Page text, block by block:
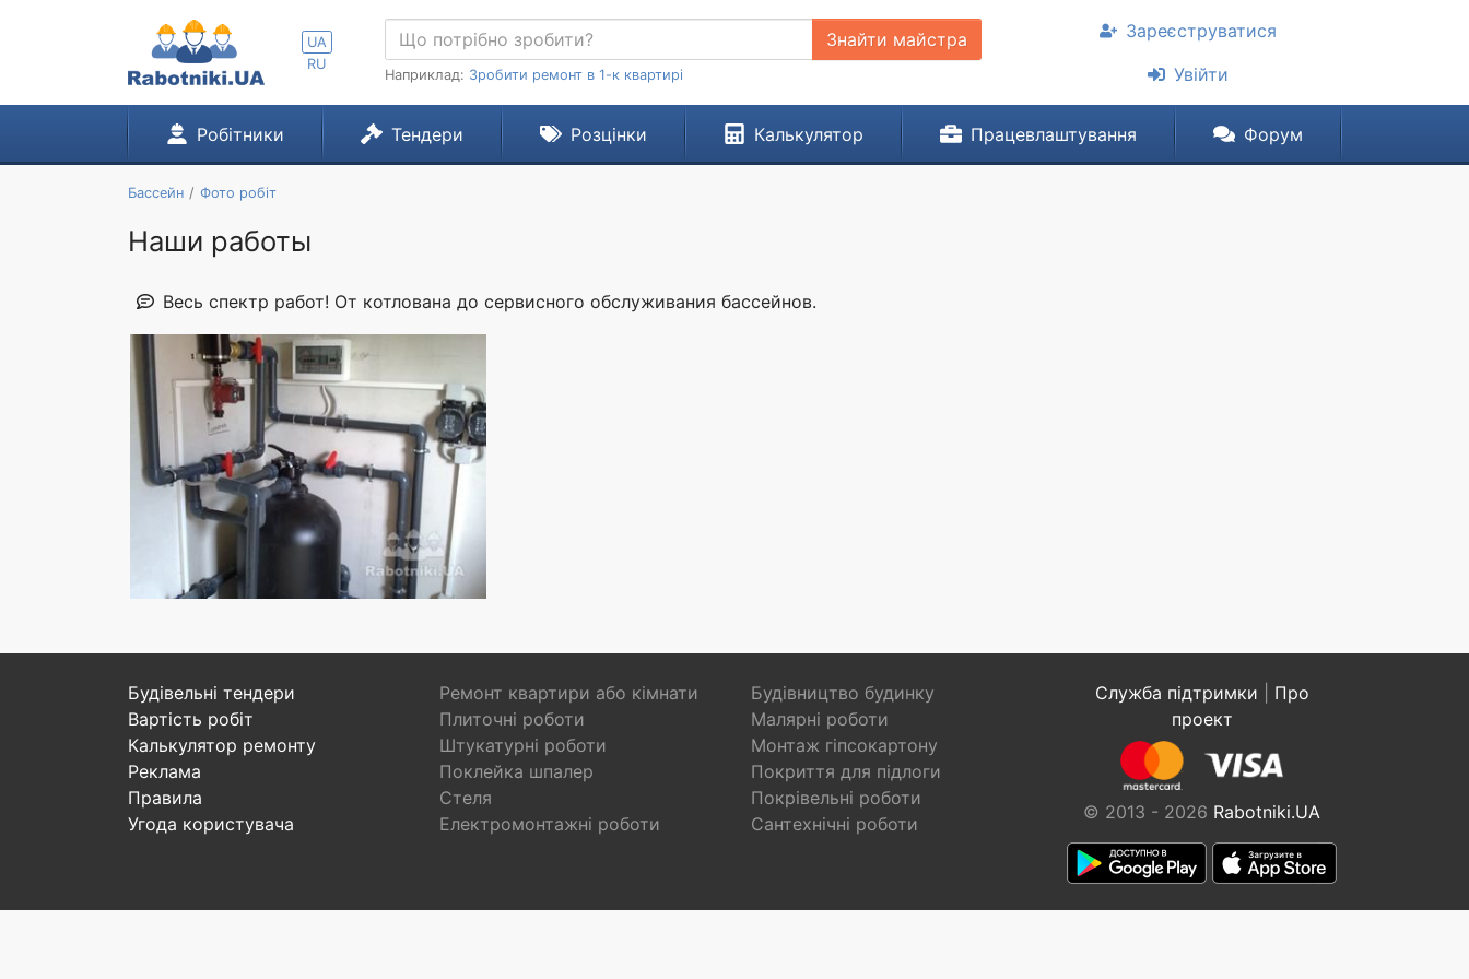
UA
RU
Знайти майстра
Наприклад: Зробити ремонт в 1-к квартирі
Зареєструватися
Увійти
Робітники Тендери Розцінки Калькулятор Працевлаштування Форум
Бассейн Фото робіт
Наши работы
Весь спектр работ! От котлована до сервисного обслуживания бассейнов.
Будівельні тендери
Вартість робіт
Калькулятор ремонту
Реклама
Правила
Угода користувача
Ремонт квартири або кімнати
Будівництво будинку
Плиточні роботи
Малярні роботи
Штукатурні роботи
Монтаж гіпсокартону
Поклейка шпалер
Покриття для підлоги
Стеля
Покрівельні роботи
Електромонтажні роботи
Сантехнічні роботи
Служба підтримки
Про
проект
© 2013 - 2026 Rabotniki.UA